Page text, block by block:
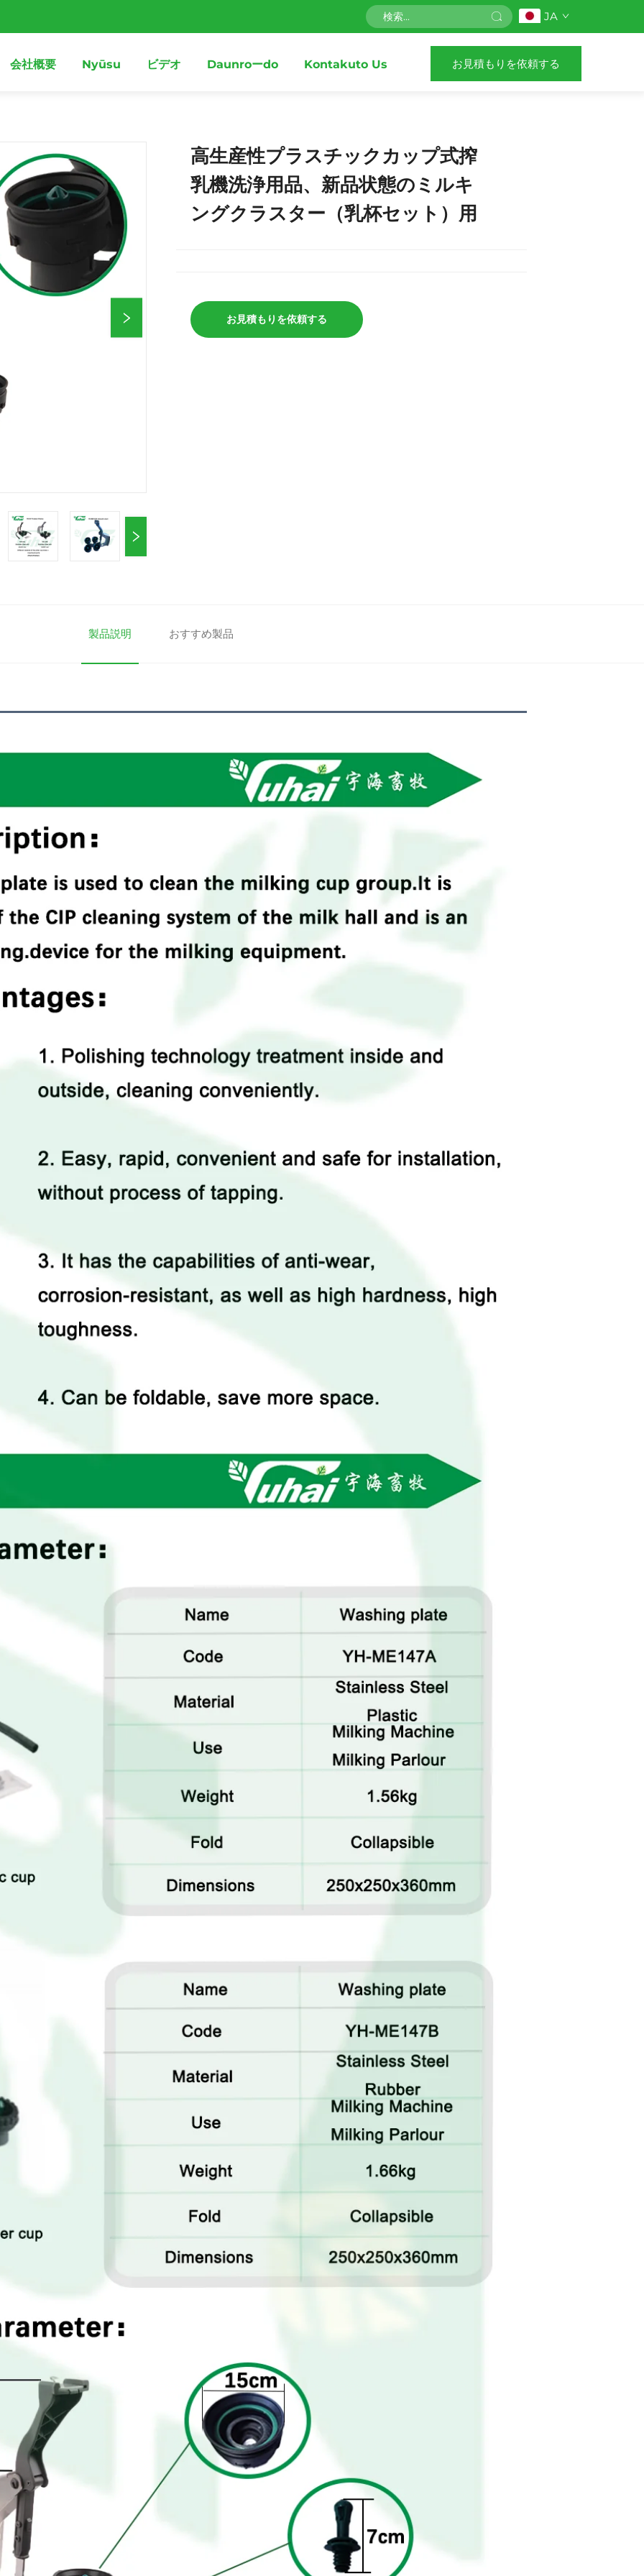
JA
会社概要 Nyūsu ビデオ Daunroーdo Kontakuto Us お見積もりを依頼する
高生産性プラスチックカップ式搾
乳機洗浄用品、新品状態のミルキ
ングクラスター（乳杯セット）用
お見積もりを依頼する
製品説明 おすすめ製品